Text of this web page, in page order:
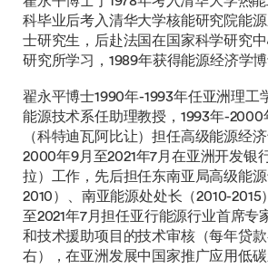
科毕业后考入清华大学核能研究院能
士研究生，后赴法国在国家科学研究
研究所学习，1989年获得能源经济学博
翟永平博士1990年-1993年任亚洲理工
能源技术系任助理教授，1993年-
（科特迪瓦阿比让）担任高级能源经
2000年9月至2021年7月在亚洲开发银
拉）工作，先后担任东南亚局高级能
2010）、南亚能源处处长（2010-2015
至2021年7月担任亚行能源行业首席专
和技术援助项目的技术审核（每年贷
右），在亚洲发展中国家推广应用低